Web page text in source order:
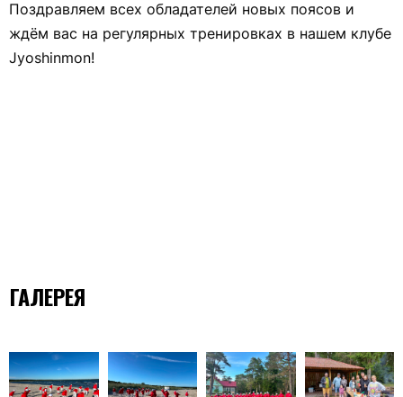
Поздравляем всех обладателей новых поясов и
ждём вас на регулярных тренировках в нашем клубе
Jyoshinmon!
ГАЛЕРЕЯ